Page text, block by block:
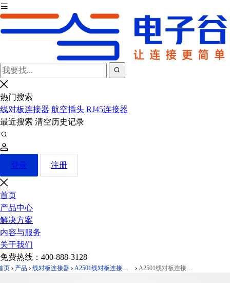
热门搜索
线对板连接器 航空插头 RJ45连接器
最近搜索 清空历史记录
登录 注册
首页
产品中心
解决方案
内容与服务
关于我们
免费热线： 400-888-3128
页 产品 线对板连接器 A2501线对板连接器Pitch 2.50mm 180° 胶壳 A2501线对板连接器Pitch 2.50mm 180°胶壳 3Pin本色 PA66,